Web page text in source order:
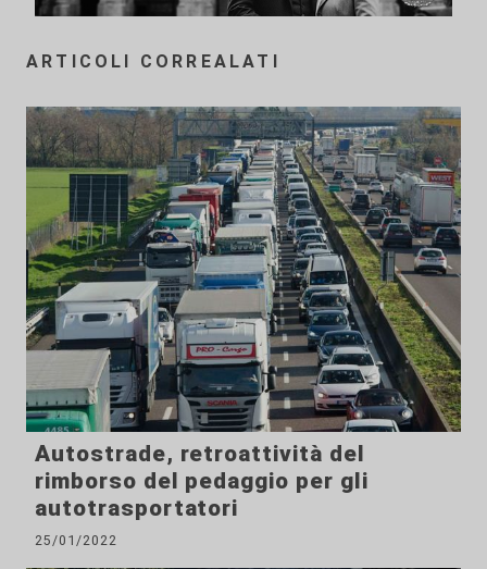
ARTICOLI CORREALATI
Autostrade, retroattività del
rimborso del pedaggio per gli
autotrasportatori
25/01/2022